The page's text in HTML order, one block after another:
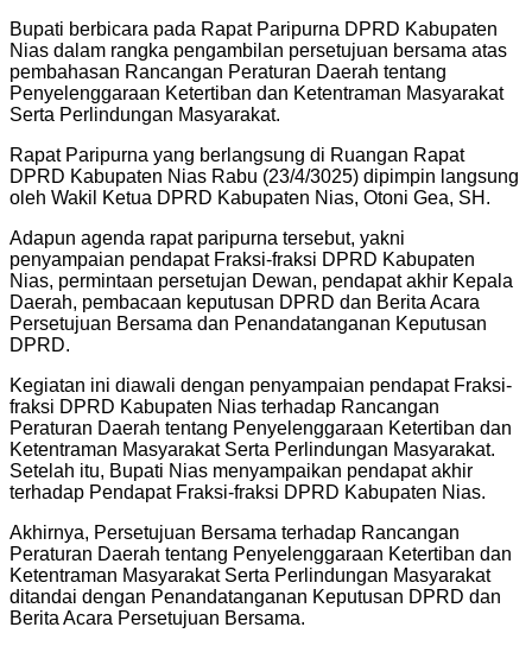
Bupati berbicara pada Rapat Paripurna DPRD Kabupaten
Nias dalam rangka pengambilan persetujuan bersama atas
pembahasan Rancangan Peraturan Daerah tentang
Penyelenggaraan Ketertiban dan Ketentraman Masyarakat
Serta Perlindungan Masyarakat.
Rapat Paripurna yang berlangsung di Ruangan Rapat
DPRD Kabupaten Nias Rabu (23/4/3025) dipimpin langsung
oleh Wakil Ketua DPRD Kabupaten Nias, Otoni Gea, SH.
Adapun agenda rapat paripurna tersebut, yakni
penyampaian pendapat Fraksi-fraksi DPRD Kabupaten
Nias, permintaan persetujan Dewan, pendapat akhir Kepala
Daerah, pembacaan keputusan DPRD dan Berita Acara
Persetujuan Bersama dan Penandatanganan Keputusan
DPRD.
Kegiatan ini diawali dengan penyampaian pendapat Fraksi-
fraksi DPRD Kabupaten Nias terhadap Rancangan
Peraturan Daerah tentang Penyelenggaraan Ketertiban dan
Ketentraman Masyarakat Serta Perlindungan Masyarakat.
Setelah itu, Bupati Nias menyampaikan pendapat akhir
terhadap Pendapat Fraksi-fraksi DPRD Kabupaten Nias.
Akhirnya, Persetujuan Bersama terhadap Rancangan
Peraturan Daerah tentang Penyelenggaraan Ketertiban dan
Ketentraman Masyarakat Serta Perlindungan Masyarakat
ditandai dengan Penandatanganan Keputusan DPRD dan
Berita Acara Persetujuan Bersama.